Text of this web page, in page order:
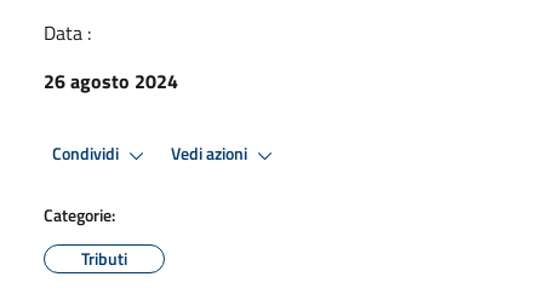
Data :
26 agosto 2024
Condividi Vedi azioni
Categorie:
Tributi